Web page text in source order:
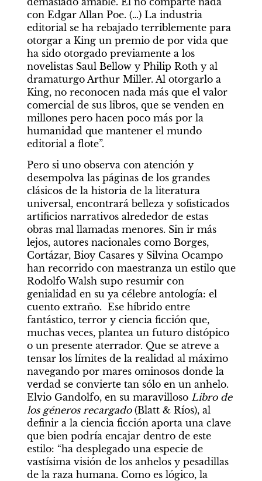
con Edgar Allan Poe. (…) La industria
editorial se ha rebajado terriblemente para
otorgar a King un premio de por vida que
ha sido otorgado previamente a los
novelistas Saul Bellow y Philip Roth y al
dramaturgo Arthur Miller. Al otorgarlo a
King, no reconocen nada más que el valor
comercial de sus libros, que se venden en
millones pero hacen poco más por la
humanidad que mantener el mundo
editorial a flote”.
Pero si uno observa con atención y
desempolva las páginas de los grandes
clásicos de la historia de la literatura
universal, encontrará belleza y sofisticados
artificios narrativos alrededor de estas
obras mal llamadas menores. Sin ir más
lejos, autores nacionales como Borges,
Cortázar, Bioy Casares y Silvina Ocampo
han recorrido con maestranza un estilo que
Rodolfo Walsh supo resumir con
genialidad en su ya célebre antología: el
cuento extraño.  Ese híbrido entre
fantástico, terror y ciencia ficción que,
muchas veces, plantea un futuro distópico
o un presente aterrador. Que se atreve a
tensar los límites de la realidad al máximo
navegando por mares ominosos donde la
verdad se convierte tan sólo en un anhelo.
Elvio Gandolfo, en su maravilloso Libro de
los géneros recargado (Blatt & Ríos), al
definir a la ciencia ficción aporta una clave
que bien podría encajar dentro de este
estilo: “ha desplegado una especie de
vastísima visión de los anhelos y pesadillas
de la raza humana. Como es lógico, la